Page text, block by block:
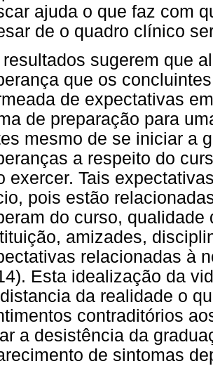
ajuda o que faz com
de o quadro clínico
resultados sugerem que
que os
de expectativas
de preparação para
mesmo de se iniciar a
a respeito do
exercer. Tais
pois estão
do curso,
amizades,
relacionadas à
Esta idealização da
da realidade o
contraditórios
a desistência da
de sintomas